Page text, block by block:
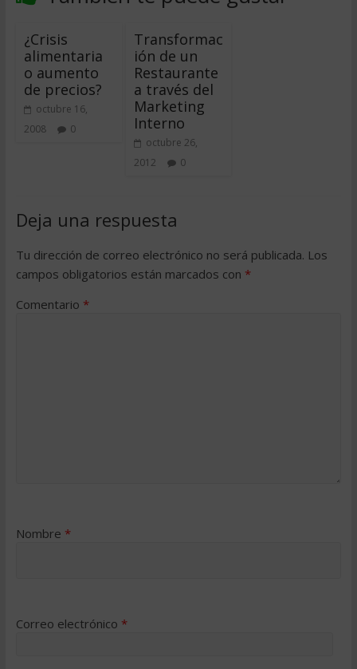
¿Crisis
alimentaria
o aumento
de precios?
octubre 16,
2008
0
Transformac
ión de un
Restaurante
a través del
Marketing
Interno
octubre 26,
2012
0
Deja una respuesta
Tu dirección de correo electrónico no será publicada. Los
campos obligatorios están marcados con *
Comentario *
Nombre *
Correo electrónico *